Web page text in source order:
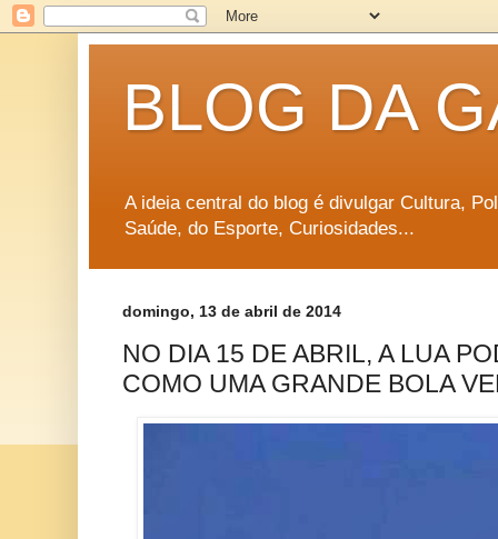
BLOG DA
A ideia central do blog é divulgar Cultura,
Saúde, do Esporte, Curiosidades...
domingo, 13 de abril de 2014
NO DIA 15 DE ABRIL, A LUA
COMO UMA GRANDE BOLA